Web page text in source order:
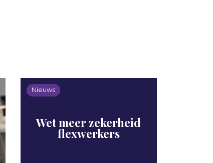
Nieuws
Wet meer zekerheid
flexwerkers